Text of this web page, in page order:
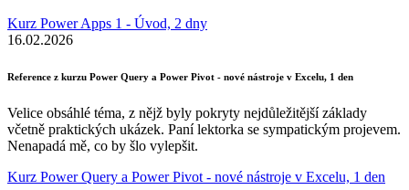
Kurz Power Apps 1 - Úvod, 2 dny
16.02.2026
Reference z kurzu Power Query a Power Pivot - nové nástroje v Excelu, 1 den
Velice obsáhlé téma, z nějž byly pokryty nejdůležitější základy
včetně praktických ukázek. Paní lektorka se sympatickým projevem.
Nenapadá mě, co by šlo vylepšit.
Kurz Power Query a Power Pivot - nové nástroje v Excelu, 1 den